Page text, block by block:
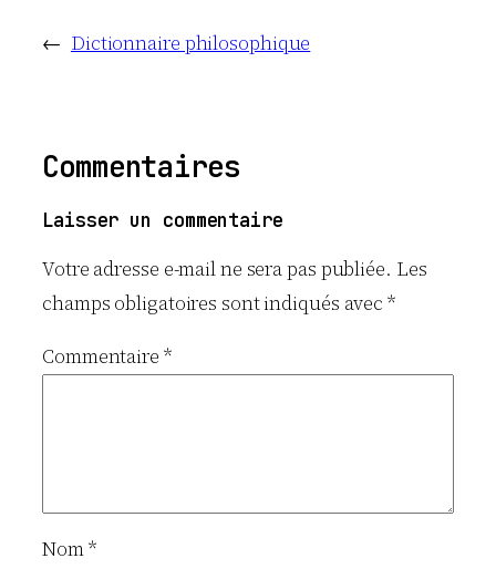
← Dictionnaire philosophique
Commentaires
Laisser un commentaire
Votre adresse e-mail ne sera pas publiée. Les
champs obligatoires sont indiqués avec*
Commentaire *
Nom*